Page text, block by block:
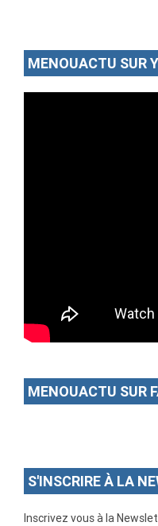
MENOUACTU SUR
MENOUACTU SUR
S'INSCRIRE À LA
Inscrivez vous à la